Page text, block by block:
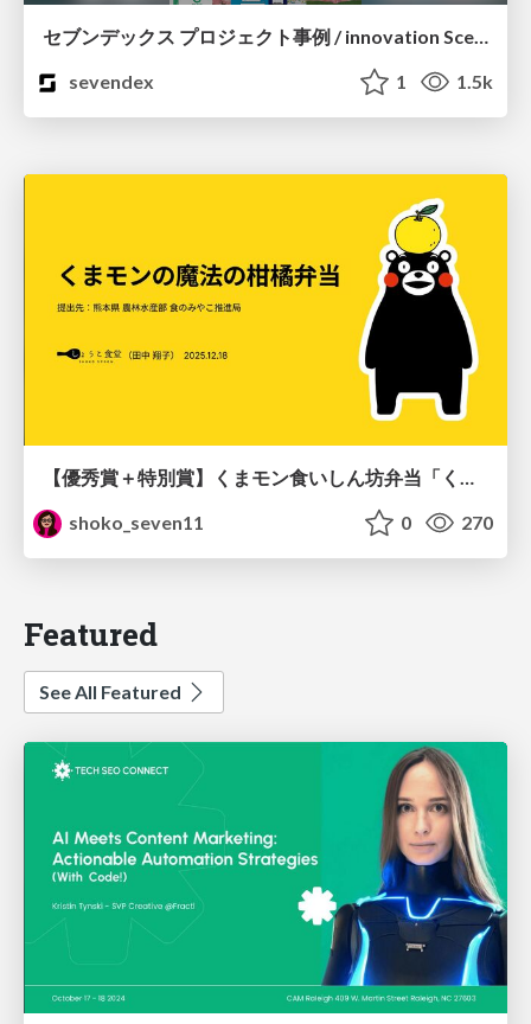
sevendex
1 1.5k
【優秀賞＋特別賞】くまモン食いしん坊弁当「くまモンの魔法の柑橘弁当」最終審査資料
shoko_seven11
0 270
Featured
See All Featured